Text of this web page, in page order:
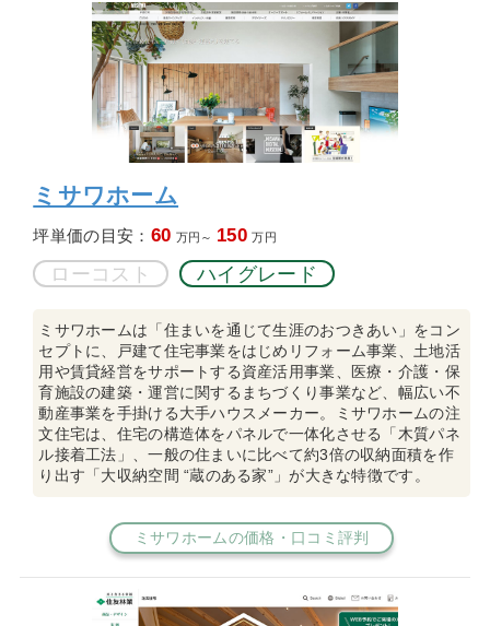
ミサワホーム
坪単価の目安： 60 万円～ 150 万円
ローコスト ハイグレード
ミサワホームは「住まいを通じて生涯のおつきあい」をコン
セプトに、戸建て住宅事業をはじめリフォーム事業、土地活
用や賃貸経営をサポートする資産活用事業、医療・介護・保
育施設の建築・運営に関するまちづくり事業など、幅広い不
動産事業を手掛ける大手ハウスメーカー。ミサワホームの注
文住宅は、住宅の構造体をパネルで一体化させる「木質パネ
ル接着工法」、一般の住まいに比べて約3倍の収納面積を作
り出す「大収納空間 “蔵のある家”」が大きな特徴です。
ミサワホームの価格・口コミ評判